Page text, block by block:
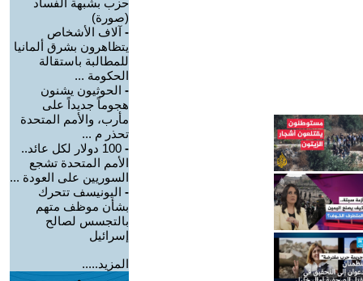
حزب بشبهة الفساد
(صورة)
- آلاف الأشخاص
يتظاهرون بشرق ألمانيا
للمطالبة باستقالة
الحكومة ...
- الحوثيون يشنون
هجوماً جديداً على
مأرب، والأمم المتحدة
تحذر م ...
-
100 دولار لكل عائد..
الأمم المتحدة تشجع
السوريين على العودة ...
- اليونيسف تتحرك
بشأن موظف متهم
بالتجسس لصالح
إسرائيل
المزيد.....